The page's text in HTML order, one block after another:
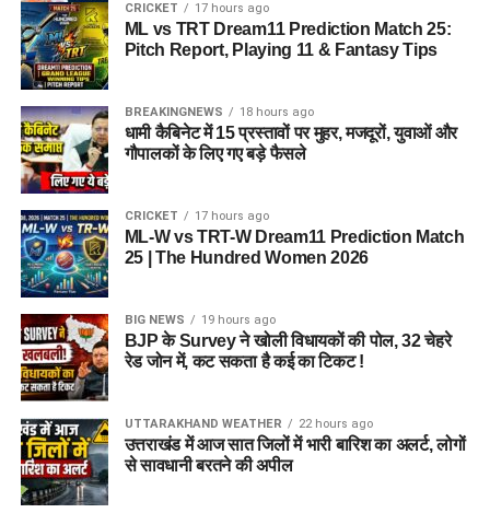
CRICKET 17 hours ago
ML vs TRT Dream11 Prediction Match 25:
Pitch Report, Playing 11 & Fantasy Tips
BREAKINGNEWS 18 hours ago
धामी कैबिनेट में 15 प्रस्तावों पर मुहर, मजदूरों, युवाओं और
गौपालकों के लिए गए बड़े फैसले
CRICKET 17 hours ago
ML-W vs TRT-W Dream11 Prediction Match
25 | The Hundred Women 2026
BIG NEWS 19 hours ago
BJP के Survey ने खोली विधायकों की पोल, 32 चेहरे
रेड जोन में, कट सकता है कई का टिकट !
UTTARAKHAND WEATHER 22 hours ago
उत्तराखंड में आज सात जिलों में भारी बारिश का अलर्ट, लोगों
से सावधानी बरतने की अपील